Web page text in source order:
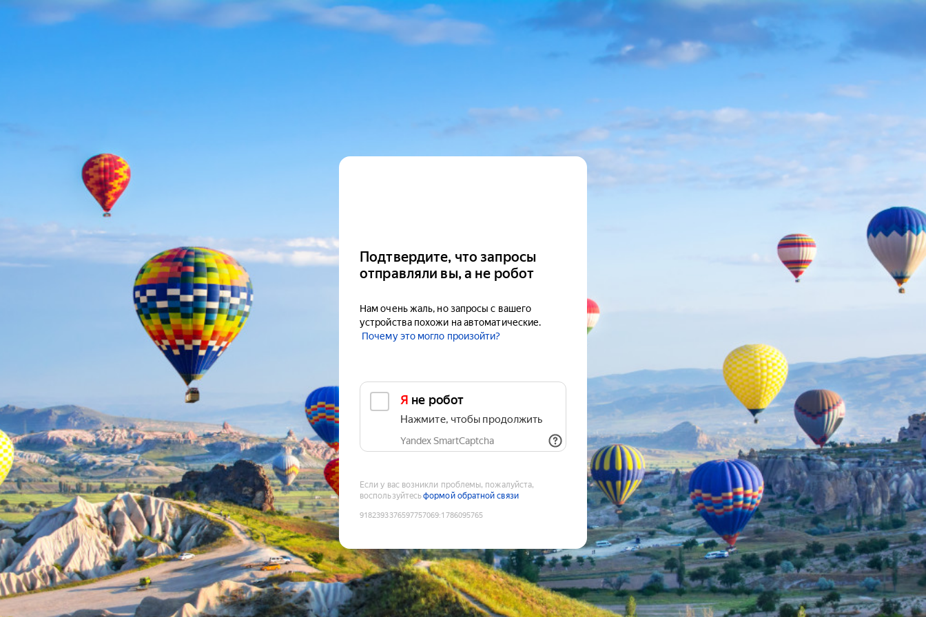
Подтвердите, что запросы
отправляли вы, а не робот
Нам очень жаль, но запросы с вашего
устройства похожи на автоматические.
Почему это могло произойти?
Я не робот
Нажмите, чтобы продолжить
Yandex SmartCaptcha
Если у вас возникли проблемы, пожалуйста,
воспользуйтесьформой обратной связи
9182393376597757069:1786095765